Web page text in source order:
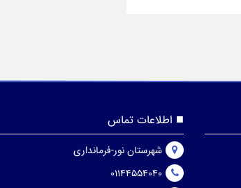
اطلاعات تماس
شهرستان نور-فرمانداری
01144554040